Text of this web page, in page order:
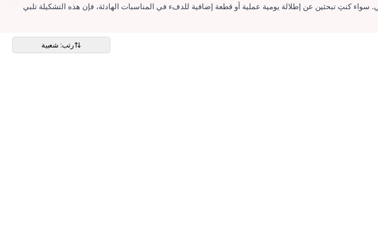
كنتِ تبحثين عن إطلالة يومية عملية أو قطعة إضافية للدفء في المناسبات الهادئة، فإن هذه التشكيلة تلبي
رتب: شعبية